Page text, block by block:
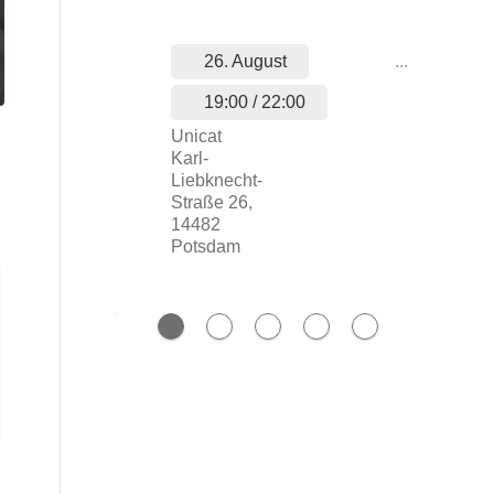
...
26. August
19:00 / 22:00
Unicat
Karl-
Liebknecht-
Straße 26,
14482
Potsdam